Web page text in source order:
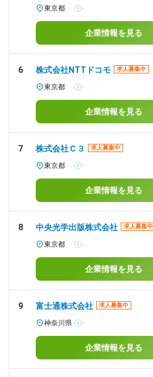
東京都 -
企業情報を見る
6 株式会社NTTドコモ 求人募集中
東京都 -
企業情報を見る
7 株式会社Ｃ３ 求人募集中
東京都 -
企業情報を見る
8 中央光学出版株式会社 求人募集中
東京都 -
企業情報を見る
9 富士通株式会社 求人募集中
神奈川県 -
企業情報を見る